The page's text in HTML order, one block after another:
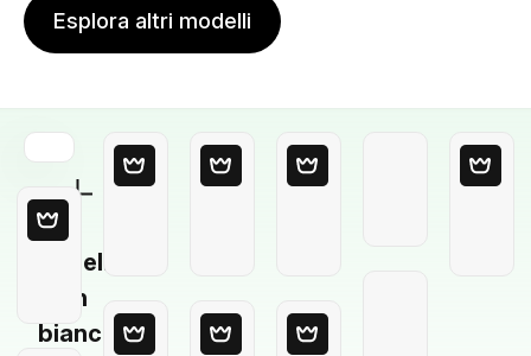
Esplora altri modelli
Modello
in
bianco